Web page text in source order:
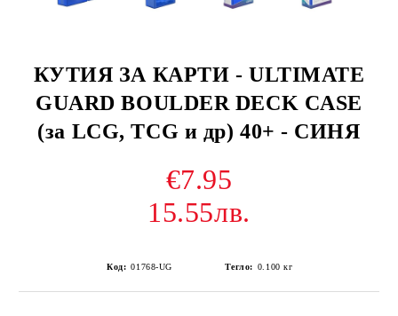
КУТИЯ ЗА КАРТИ - ULTIMATE
GUARD BOULDER DECK CASE
(за LCG, TCG и др) 40+ - СИНЯ
€7.95
15.55лв.
Код: 01768-UG Тегло: 0.100 кг